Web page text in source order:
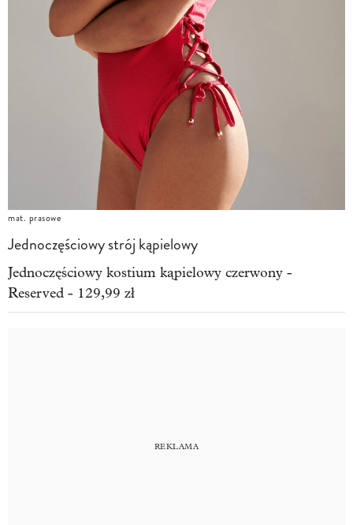
mat. prasowe
Jednoczęściowy strój kąpielowy
Jednoczęściowy kostium kąpielowy czerwony -
Reserved - 129,99 zł